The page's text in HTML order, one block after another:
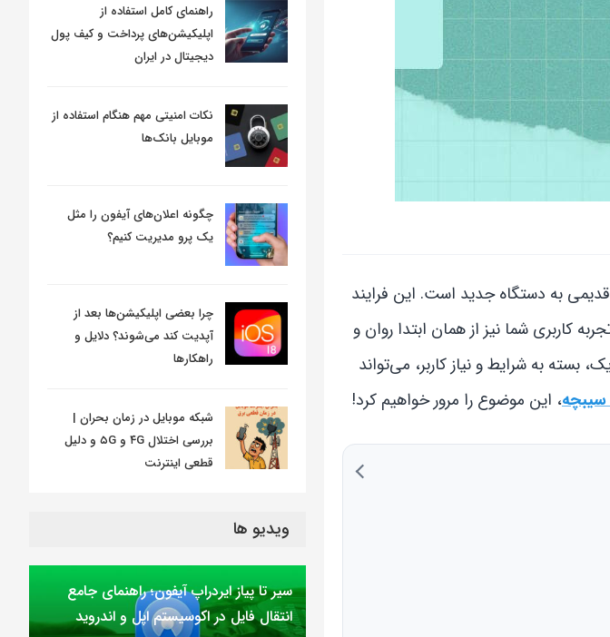
قدیمی به دستگاه جدید است. این فرایند
کاربری شما نیز از همان ابتدا روان و
به شرایط و نیاز کاربر، می‌تواند
سیبچه، این موضوع را مرور خواهیم کرد!
راهنمای کامل استفاده از
اپلیکیشن‌های پرداخت و کیف پول
دیجیتال در ایران
نکات امنیتی مهم هنگام استفاده از
موبایل بانک‌ها
چگونه اعلان‌های آیفون را مثل
یک پرو مدیریت کنیم؟
چرا بعضی اپلیکیشن‌ها بعد از
آپدیت کند می‌شوند؟ دلایل و
راهکارها
شبکه موبایل در زمان بحران |
بررسی اختلال ۴G و ۵G و دلیل
قطعی اینترنت
ویدیو ها
سیر تا پیاز ایردراپ آیفون؛ راهنمای جامع
انتقال فایل در اکوسیستم اپل و اندروید